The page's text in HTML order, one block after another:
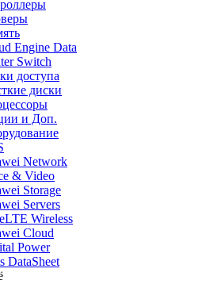
Engine Data
Switch
доступа
диски
и Доп.
Network
& Video
Storage
Servers
Wireless
Cloud
Power
DataSheet